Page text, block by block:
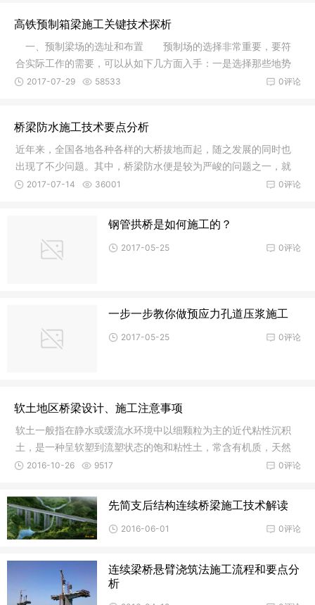
高铁预制箱梁施工关键技术探析
一、预制梁场的选址和布置 预制场的选择非常重要，要符
合实际工作的需要，可以从如下几方面入手：一是选择那些地势
平坦的位
0评论
2017-07-29 58533
桥梁防水施工技术要点分析
近年来，全国各地各种各样的大桥拔地而起，随之发展的同时也
出现了不少问题。其中，桥梁防水便是较为严峻的问题之一，就
当前已经
0评论
2017-07-14 36001
钢管拱桥是如何施工的？
0评论
2017-05-25
一步一步教你做预应力孔道压浆施工
0评论
2017-05-25
软土地区桥梁设计、施工注意事项
软土一般指在静水或缓流水环境中以细颗粒为主的近代粘性沉积
土，是一种呈软塑到流塑状态的饱和粘性土，常含有机质，天然
孔隙比通
0评论
2016-10-26 9517
先简支后结构连续桥梁施工技术解读
0评论
2016-06-01
连续梁桥悬臂浇筑法施工流程和要点分
析